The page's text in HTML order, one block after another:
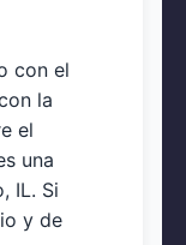
con el
la
el
una
IL. Si
y de